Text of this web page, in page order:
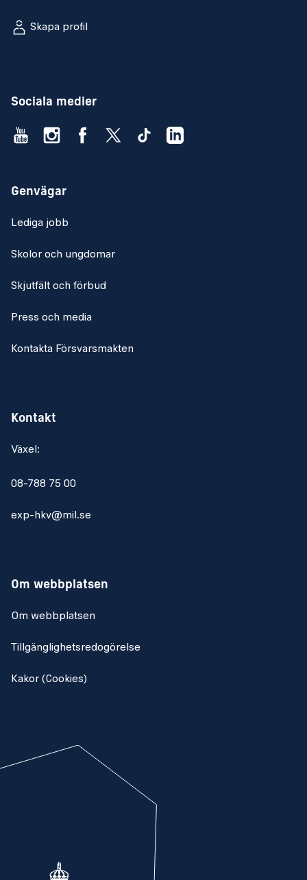
Skapa profil
Sociala medier
Genvägar
Lediga jobb
Skolor och ungdomar
Skjutfält och förbud
Press och media
Kontakta Försvarsmakten
Kontakt
Växel:
08-788 75 00
exp-hkv@mil.se
Om webbplatsen
Om webbplatsen
Tillgänglighetsredogörelse
Kakor (Cookies)